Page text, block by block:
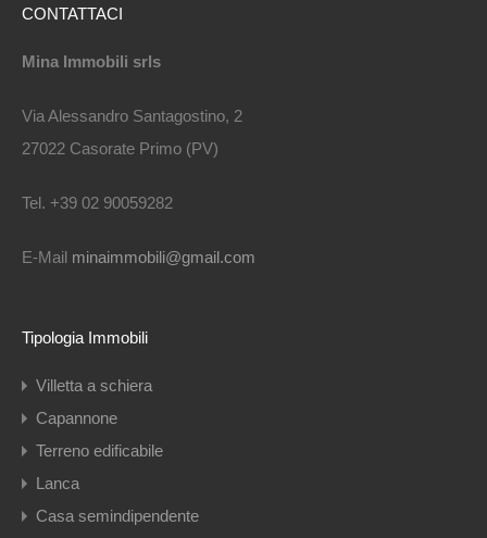
CONTATTACI
Mina Immobili srls
Via Alessandro Santagostino, 2
27022 Casorate Primo (PV)
Tel. +39 02 90059282
E-Mail minaimmobili@gmail.com
Tipologia Immobili
Villetta a schiera
Capannone
Terreno edificabile
Lanca
Casa semindipendente